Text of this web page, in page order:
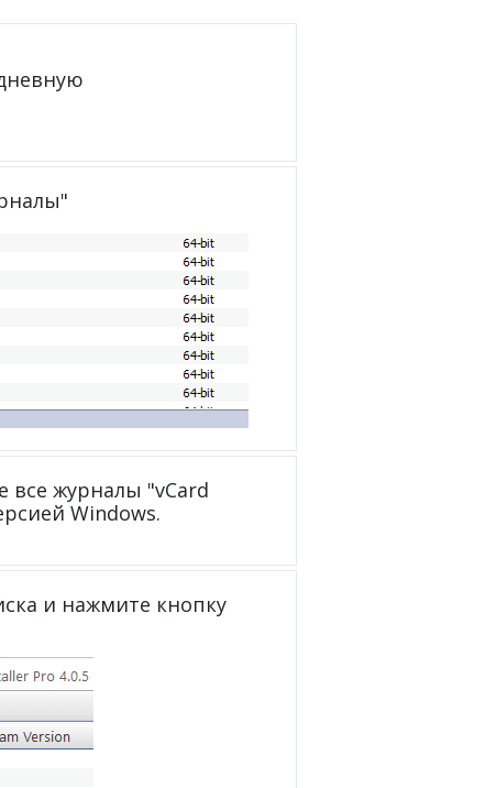
все журналы "vCard
Windows.
и нажмите кнопку